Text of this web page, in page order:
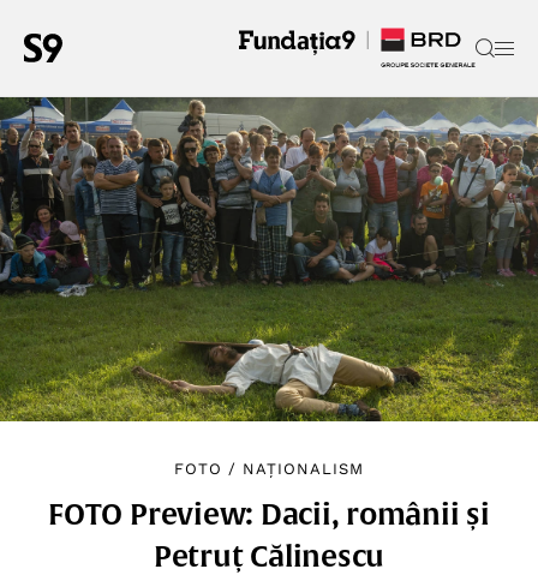
FOTO / NAȚIONALISM
FOTO Preview: Dacii, românii și
Petruț Călinescu